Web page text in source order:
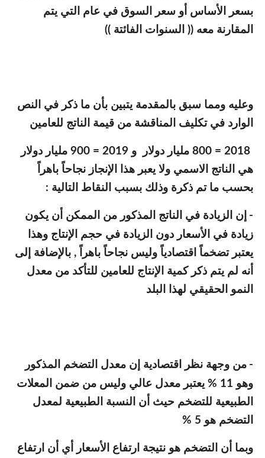
بسعر الأساس أو سعر السوق في عام التي يتم
المقارنة معه (( السنوات الفائتة ))
وعليه ومما سبق بالمقدمة يتبين بأن ما ذكر في النص
الوارد في تكليف المناقشة من قيمة الناتج للعامين
2018 = 800 مليار دولار و 2019 = 900 مليار دولار
هي الناتج الاسمي ولا يعبر هذا الإنجاز نجاحاً باهراً
بحسب ما تم ذكرة وذلك بسبب النقاط التالية :
- إن الزيادة في الناتج المذكور من الممكن أن يكون
زيادة في الأسعار دون الزيادة في حجم الإنتاج وهذا
يعتبر تضخماً اقتصادياً وليس نجاحاً باهراً , بالإضافة إلى
أنه لم يتم ذكر كمية الإنتاج للعامين للتأكد من معدل
النمو الحقيقي لهذا البلد
- من وجهة نظر اقتصادية إن معدل التضخم المذكور
وهو 11 % يعتبر معدل عالي وليس من ضمن المعلات
الطبيعية للتضخم حيث أن النسبة الطبيعية لمعدل
التضخم هو 5 %
وبما أن التضخم هو نتيجة ارتفاع الأسعار أي أن ارتفاع